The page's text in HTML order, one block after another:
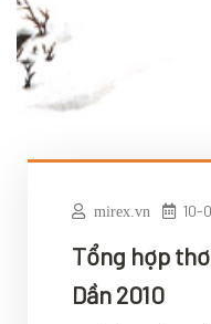
mirex.vn 10-
Tổng hợp
Dần 2010